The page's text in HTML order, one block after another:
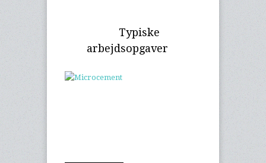
Typiske
arbejdsopgaver